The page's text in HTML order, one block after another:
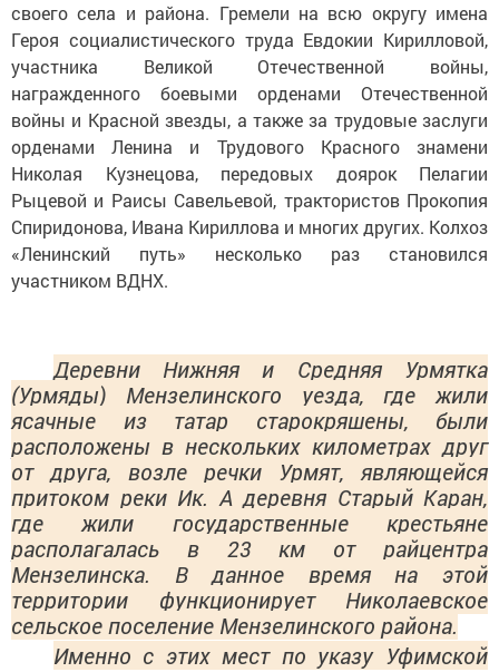
своего села и района. Гремели на всю округу имена
Героя социалистического труда Евдокии Кирилловой,
участника Великой Отечественной войны,
награжденного боевыми орденами Отечественной
войны и Красной звезды, а также за трудовые заслуги
орденами Ленина и Трудового Красного знамени
Николая Кузнецова, передовых доярок Пелагии
Рыцевой и Раисы Савельевой, трактористов Прокопия
Спиридонова, Ивана Кириллова и многих других. Колхоз
«Ленинский путь» несколько раз становился
участником ВДНХ.
Деревни Нижняя и Средняя Урмятка
(Урмяды) Мензелинского уезда, где жили
ясачные из татар старокряшены, были
расположены в нескольких километрах друг
от друга, возле речки Урмят, являющейся
притоком реки Ик. А деревня Старый Каран,
где жили государственные крестьяне
располагалась в 23 км от райцентра
Мензелинска. В данное время на этой
территории функционирует Николаевское
сельское поселение Мензелинского района.
Именно с этих мест по указу Уфимской